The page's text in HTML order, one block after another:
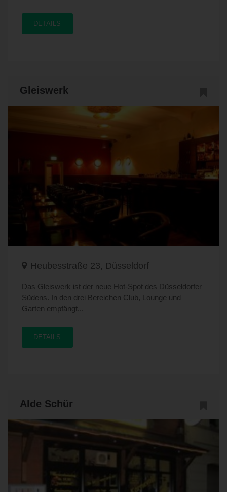
DETAILS
Gleiswerk
Heubesstraße 23, Düsseldorf
Das Gleiswerk ist der neue Hot-Spot des Düsseldorfer
Südens. In den drei Bereichen Club, Lounge und
Garten empfängt...
DETAILS
Alde Schür